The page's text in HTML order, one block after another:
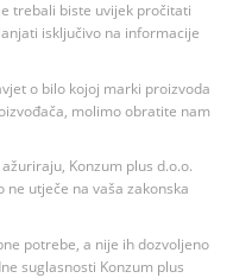
trebali biste uvijek pročitati
isključivo na informacije
o bilo kojoj marki proizvoda
molimo obratite nam
Konzum plus d.o.o.
utječe na vaša zakonska
potrebe, a nije ih dozvoljeno
suglasnosti Konzum plus